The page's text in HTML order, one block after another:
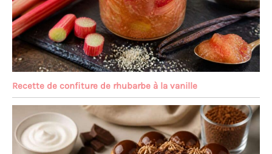
Recette de confiture de rhubarbe à la vanille